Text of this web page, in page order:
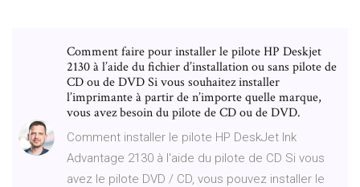
Comment faire pour installer le pilote HP Deskjet
2130 à l’aide du fichier d’installation ou sans pilote de
CD ou de DVD Si vous souhaitez installer
l’imprimante à partir de n’importe quelle marque,
vous avez besoin du pilote de CD ou de DVD.
Comment installer le pilote HP DeskJet Ink
Advantage 2130 à l'aide du pilote de CD Si vous
avez le pilote DVD / CD, vous pouvez installer le